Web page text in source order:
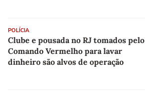
POLÍCIA
Clube e pousada no RJ tomados pelo
Comando Vermelho para lavar
dinheiro são alvos de operação